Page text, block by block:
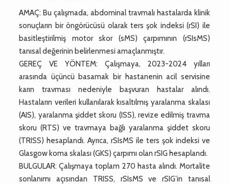
AMAÇ: Bu çalışmada, abdominal travmalı hastalarda klinik
sonuçların bir öngörücüsü olarak ters şok indeksi (rSI) ile
basitleştirilmiş motor skor (sMS) çarpımının (rSIsMS)
tanısal değerinin belirlenmesi amaçlanmıştır.
GEREÇ VE YÖNTEM: Çalışmaya, 2023-2024 yılları
arasında üçüncü basamak bir hastanenin acil servisine
karın travması nedeniyle başvuran hastalar alındı.
Hastaların verileri kullanılarak kısaltılmış yaralanma skalası
(AIS), yaralanma şiddet skoru (ISS), revize edilmiş travma
skoru (RTS) ve travmaya bağlı yaralanma şiddet skoru
(TRISS) hesaplandı. Ayrıca, rSIsMS ile ters şok indeksi ve
Glasgow koma skalası (GKS) çarpımı olan rSIG hesaplandı.
BULGULAR: Çalışmaya toplam 270 hasta alındı. Mortalite
sonlanımı açısından TRISS, rSIsMS ve rSIG’in tanısal